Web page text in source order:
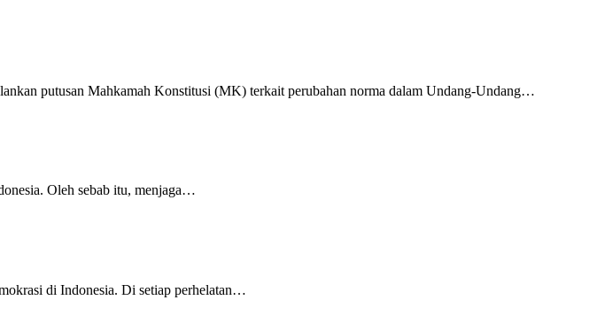
putusan Mahkamah Konstitusi (MK) terkait perubahan norma dalam Undang-Undang…
Oleh sebab itu, menjaga…
di Indonesia. Di setiap perhelatan…